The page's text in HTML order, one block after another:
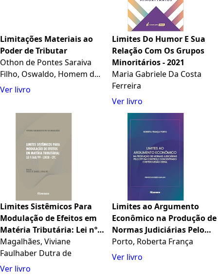
Limitações Materiais ao
Poder de Tributar
Othon de Pontes Saraiva
Filho, Oswaldo, Homem d...
Ver livro
Limites Do Humor E Sua
Relação Com Os Grupos
Minoritários - 2021
Maria Gabriele Da Costa
Ferreira
Ver livro
Limites Sistêmicos Para
Modulação de Efeitos em
Matéria Tributária: Lei nº
9.868/99, LINDB e o CPC
Magalhães, Viviane
Faulhaber Dutra de
Ver livro
Limites ao Argumento
Econômico na Produção de
Normas Judiciárias Pelo
STF em Controle
Concentrado e
Porto, Roberta França
Ver livro